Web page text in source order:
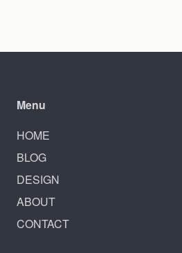
Menu
HOME
BLOG
DESIGN
ABOUT
CONTACT